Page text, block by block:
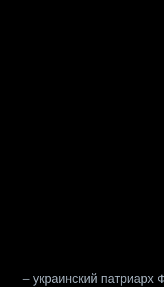
– украинский патриарх